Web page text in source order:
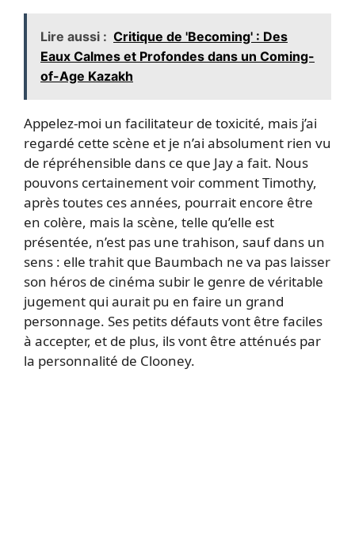
Lire aussi : Critique de 'Becoming' : Des
Eaux Calmes et Profondes dans un Coming-
of-Age Kazakh
Appelez-moi un facilitateur de toxicité, mais j’ai
regardé cette scène et je n’ai absolument rien vu
de répréhensible dans ce que Jay a fait. Nous
pouvons certainement voir comment Timothy,
après toutes ces années, pourrait encore être
en colère, mais la scène, telle qu’elle est
présentée, n’est pas une trahison, sauf dans un
sens : elle trahit que Baumbach ne va pas laisser
son héros de cinéma subir le genre de véritable
jugement qui aurait pu en faire un grand
personnage. Ses petits défauts vont être faciles
à accepter, et de plus, ils vont être atténués par
la personnalité de Clooney.